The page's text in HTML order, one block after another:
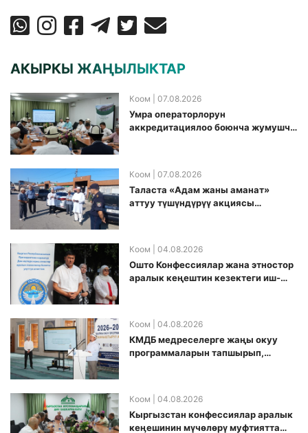
АКЫРКЫ ЖАҢЫЛЫКТАР
Коом | 07.08.2026
Умра операторлорун
аккредитациялоо боюнча жумушчу
Коом | 07.08.2026
Таласта «Адам жаны аманат»
аттуу түшүндүрүү акциясы
Коом | 04.08.2026
Ошто Конфессиялар жана этностор
аралык кеңештин кезектеги иш-
Коом | 04.08.2026
КМДБ медреселерге жаңы окуу
программаларын тапшырып,
Коом | 04.08.2026
Кыргызстан конфессиялар аралык
кеӊешинин мүчөлөрү муфтиятта